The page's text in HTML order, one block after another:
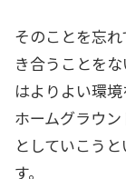
そのことを忘
き合うことを
はよりよい環
ホームグラウ
としていこう
す。